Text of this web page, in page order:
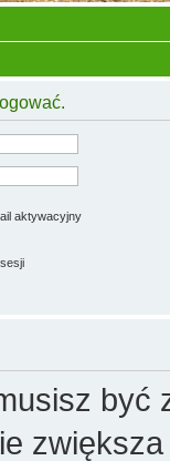
aktywacyjny
być